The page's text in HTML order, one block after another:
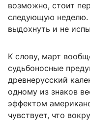
возможно, стоит
следующую неделю.
выдохнуть и не
К слову, март
судьбоносные
древнерусский
одному из знаков
эффектом
чувствует, что